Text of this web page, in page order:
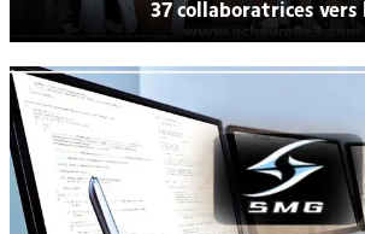
37 collaboratrices vers